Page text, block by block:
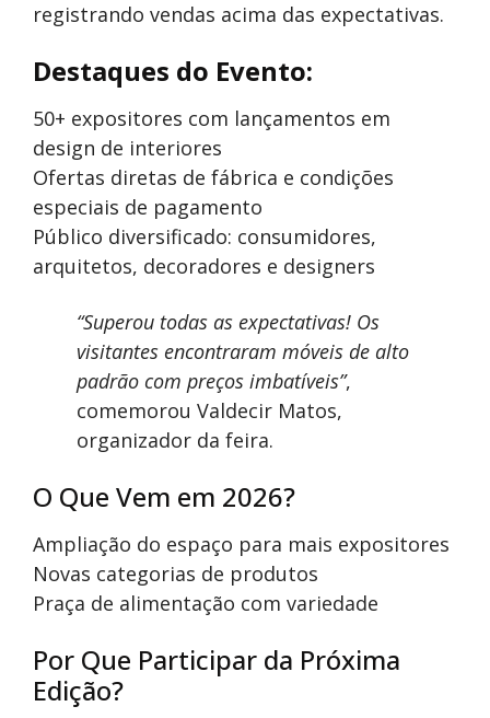
registrando vendas acima das expectativas.
Destaques do Evento:
50+ expositores com lançamentos em
design de interiores
Ofertas diretas de fábrica e condições
especiais de pagamento
Público diversificado: consumidores,
arquitetos, decoradores e designers
“Superou todas as expectativas! Os
visitantes encontraram móveis de alto
padrão com preços imbatíveis”,
comemorou Valdecir Matos,
organizador da feira.
O Que Vem em 2026?
Ampliação do espaço para mais expositores
Novas categorias de produtos
Praça de alimentação com variedade
Por Que Participar da Próxima
Edição?